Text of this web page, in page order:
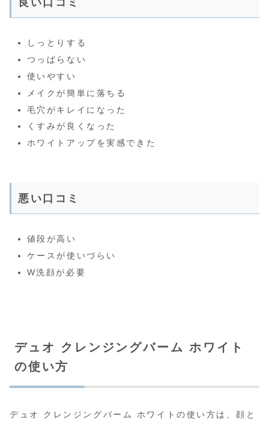
良い口コミ
しっとりする
つっぱらない
使いやすい
メイクが簡単に落ちる
毛穴がキレイになった
くすみが良くなった
ホワイトアップを実感できた
悪い口コミ
値段が高い
ケースが使いづらい
W洗顔が必要
デュオ クレンジングバーム ホワイト
の使い方
デュオ クレンジングバーム ホワイトの使い方は、顔と